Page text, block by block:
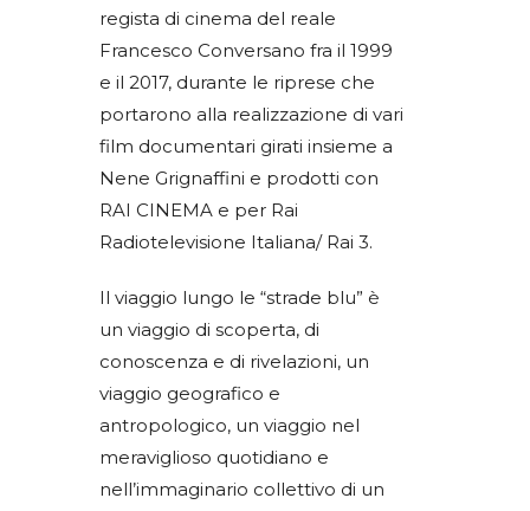
regista di cinema del reale
Francesco Conversano fra il 1999
e il 2017, durante le riprese che
portarono alla realizzazione di vari
film documentari girati insieme a
Nene Grignaffini e prodotti con
RAI CINEMA e per Rai
Radiotelevisione Italiana/ Rai 3.
Il viaggio lungo le “strade blu” è
un viaggio di scoperta, di
conoscenza e di rivelazioni, un
viaggio geografico e
antropologico, un viaggio nel
meraviglioso quotidiano e
nell’immaginario collettivo di un